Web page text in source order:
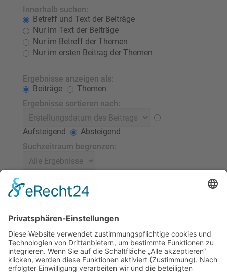
Innerhalb suchen:
Betreff und Text der Beiträge
Nur im Text der Beiträge
Nur im Betreff der Themen
Nur im ersten Beitrag der Themen
Ergebnisse anzeigen als:
Beiträge
Themen
Ergebnisse sortieren nach:
Aufsteigend
Absteigend
Suchzeitraum begrenzen:
Stelle 0 als Wert ein, damit der komplette Beitrag
angezeigt wird.